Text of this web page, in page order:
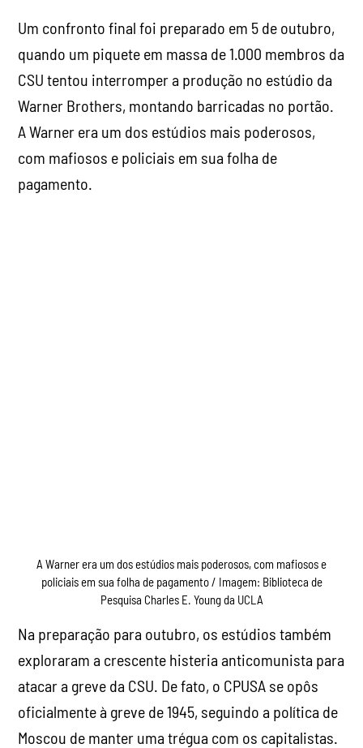
Um confronto final foi preparado em 5 de outubro,
quando um piquete em massa de 1.000 membros da
CSU tentou interromper a produção no estúdio da
Warner Brothers, montando barricadas no portão.
A Warner era um dos estúdios mais poderosos,
com mafiosos e policiais em sua folha de
pagamento.
atacar a greve da CSU. De fato, o CPUSA se opôs
oficialmente à greve de 1945, seguindo a política de
Moscou de manter uma trégua com os capitalistas.
Mas isso não impediu que um ator de filmes B
chamado Ronald Reagan ganhasse uma plataforma
na indústria e na imprensa nacional para acusar a
CSU de fazer parte de um “esforço soviético para